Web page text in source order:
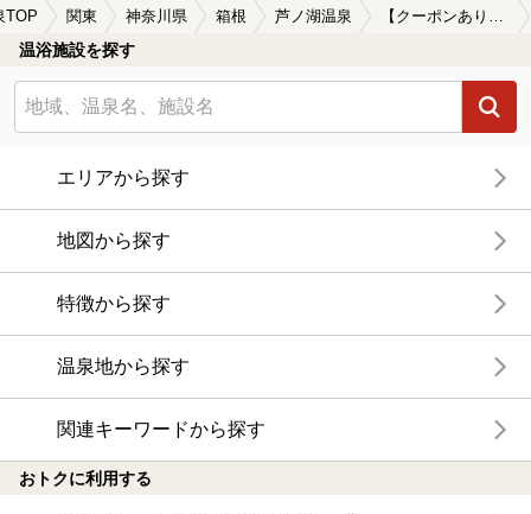
TOP 関東 神奈川県 箱根 芦ノ湖温泉 【クーポンあり】カップルにおすすめの芦ノ湖温泉の温泉、日帰り温泉、スーパー銭湯おすすめ
温浴施設を探す
エリアから探す
地図から探す
特徴から探す
温泉地から探す
関連キーワードから探す
おトクに利用する